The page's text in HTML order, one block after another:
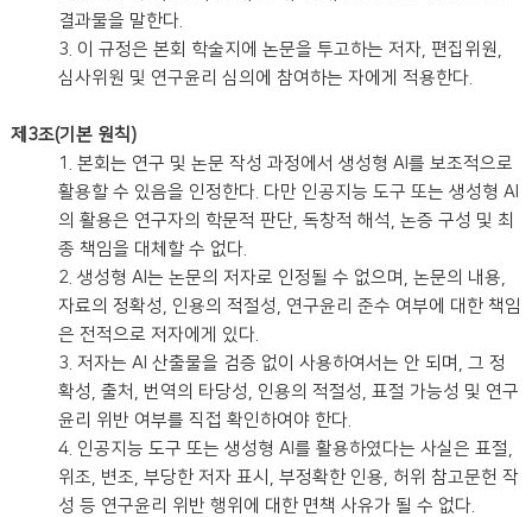
결과물을 말한다.
3. 이 규정은 본회 학술지에 논문을 투고하는 저자, 편집위원,
심사위원 및 연구윤리 심의에 참여하는 자에게 적용한다.
제3조(기본 원칙)
1. 본회는 연구 및 논문 작성 과정에서 생성형 AI를 보조적으로
활용할 수 있음을 인정한다. 다만 인공지능 도구 또는 생성형 AI
의 활용은 연구자의 학문적 판단, 독창적 해석, 논증 구성 및 최
종 책임을 대체할 수 없다.
2. 생성형 AI는 논문의 저자로 인정될 수 없으며, 논문의 내용,
자료의 정확성, 인용의 적절성, 연구윤리 준수 여부에 대한 책임
은 전적으로 저자에게 있다.
3. 저자는 AI 산출물을 검증 없이 사용하여서는 안 되며, 그 정
확성, 출처, 번역의 타당성, 인용의 적절성, 표절 가능성 및 연구
윤리 위반 여부를 직접 확인하여야 한다.
4. 인공지능 도구 또는 생성형 AI를 활용하였다는 사실은 표절,
위조, 변조, 부당한 저자 표시, 부정확한 인용, 허위 참고문헌 작
성 등 연구윤리 위반 행위에 대한 면책 사유가 될 수 없다.